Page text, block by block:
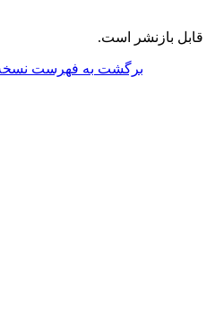
قابل بازنشر است.
برگشت به فهرست